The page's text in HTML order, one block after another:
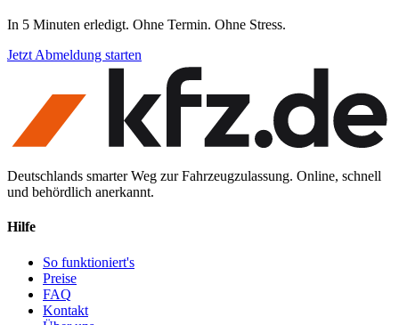
In 5 Minuten erledigt. Ohne Termin. Ohne Stress.
Jetzt Abmeldung starten
Deutschlands smarter Weg zur Fahrzeugzulassung. Online, schnell
und behördlich anerkannt.
Hilfe
So funktioniert's
Preise
FAQ
Kontakt